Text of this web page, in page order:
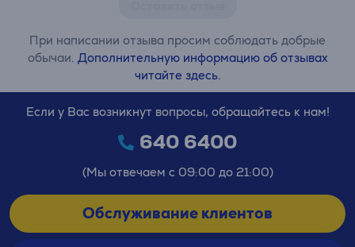
При написании отзыва просим соблюдать добрые
обычаи. Дополнительную информацию об отзывах
читайте здесь.
Если у Вас возникнут вопросы, обращайтесь к нам!
640 6400
(Мы отвечаем с 09:00 до 21:00)
Обслуживание клиентов